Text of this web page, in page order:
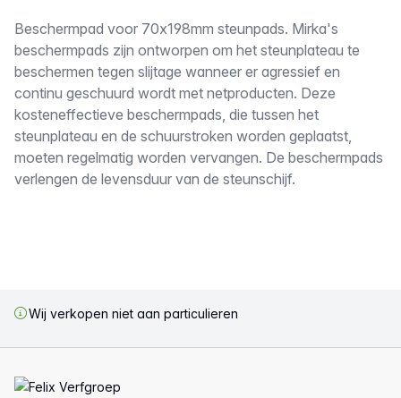
Omschrijving
Beschermpad voor 70x198mm steunpads. Mirka's
beschermpads zijn ontworpen om het steunplateau te
beschermen tegen slijtage wanneer er agressief en
continu geschuurd wordt met netproducten. Deze
kosteneffectieve beschermpads, die tussen het
steunplateau en de schuurstroken worden geplaatst,
moeten regelmatig worden vervangen. De beschermpads
verlengen de levensduur van de steunschijf.
Wij verkopen niet aan particulieren